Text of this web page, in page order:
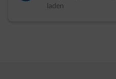
laden